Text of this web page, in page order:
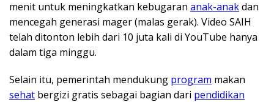
menit untuk meningkatkan kebugaran anak-anakdan
mencegah generasi mager (malas gerak). Video SAIH
telah ditonton lebih dari 10 juta kali di YouTube hanya
dalam tiga minggu.
Selain itu, pemerintah mendukung program makan
sehat bergizi gratis sebagai bagian dari pendidikan